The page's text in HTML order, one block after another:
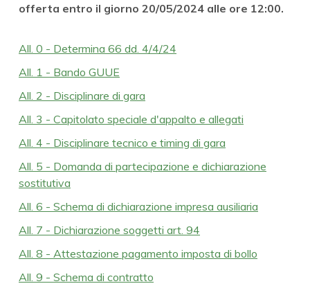
offerta entro il giorno 20/05/2024 alle ore 12:00.
All. 0 - Determina 66 dd. 4/4/24
All. 1 - Bando GUUE
All. 2 - Disciplinare di gara
All. 3 - Capitolato speciale d'appalto e allegati
All. 4 - Disciplinare tecnico e timing di gara
All. 5 - Domanda di partecipazione e dichiarazione
sostitutiva
All. 6 - Schema di dichiarazione impresa ausiliaria
All. 7 - Dichiarazione soggetti art. 94
All. 8 - Attestazione pagamento imposta di bollo
All. 9 - Schema di contratto